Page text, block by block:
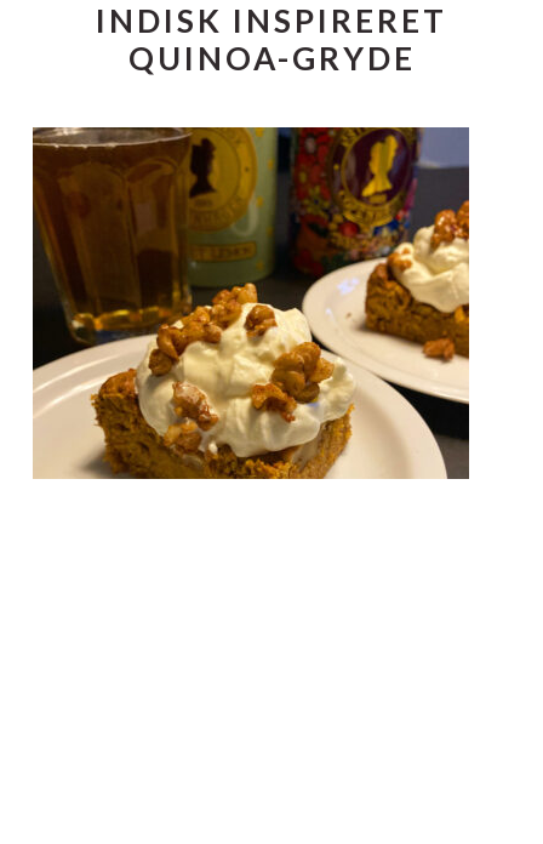
INDISK INSPIRERET
QUINOA-GRYDE